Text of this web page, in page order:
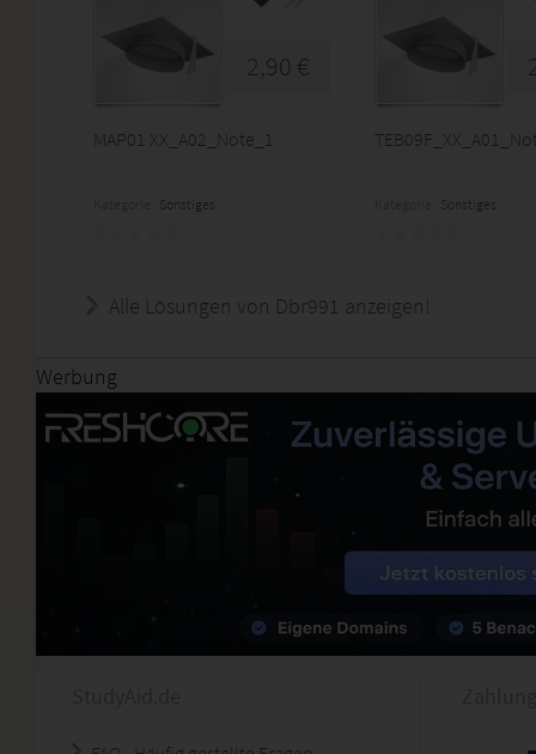
2,90 €
MAP01 XX_A02_Note_1
Sonstiges Sonstiges
Alle Lösungen von Dbr991 anzeigen!
Werbung